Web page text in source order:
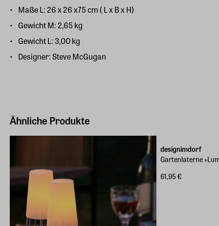
Maße L: 26 x 26 x75 cm ( L x B x H)
Gewicht M: 2,65 kg
Gewicht L: 3,00 kg
Designer: Steve McGugan
Ähnliche Produkte
designimdorf
Gartenlaterne
61,95 €